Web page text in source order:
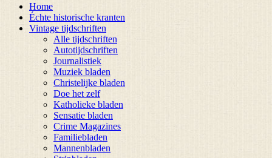
Home
Échte historische kranten
Vintage tijdschriften
Alle tijdschriften
Autotijdschriften
Journalistiek
Muziek bladen
Christelijke bladen
Doe het zelf
Katholieke bladen
Sensatie bladen
Crime Magazines
Familiebladen
Mannenbladen